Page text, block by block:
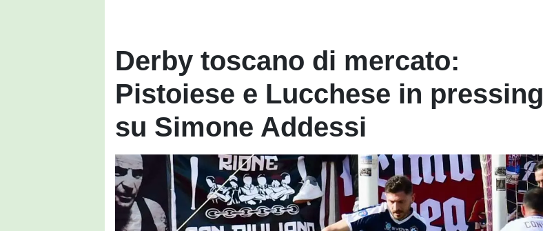
Derby toscano di mercato:
Pistoiese e Lucchese in pressing
su Simone Addessi